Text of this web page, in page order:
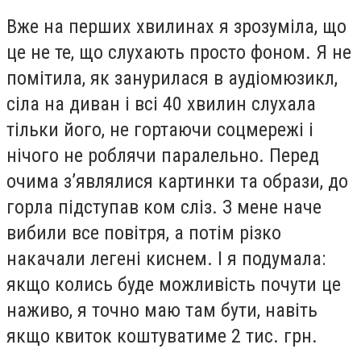
Вже на перших хвилинах я зрозуміла, що
це не те, що слухають просто фоном. Я не
помітила, як занурилася в аудіомюзикл,
сіла на диван і всі 40 хвилин слухала
тільки його, не гортаючи соцмережі і
нічого не роблячи паралельно. Перед
очима з’являлися картинки та образи, до
горла підступав ком сліз. З мене наче
вибили все повітря, а потім різко
накачали легені киснем. І я подумала:
якщо колись буде можливість почути це
наживо, я точно маю там бути, навіть
якщо квиток коштуватиме 2 тис. грн.